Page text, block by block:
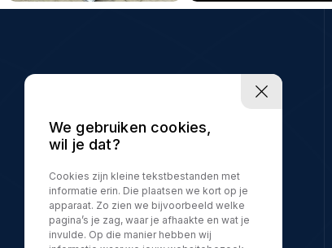
We gebruiken cookies,
wil je dat?
Cookies zijn kleine tekstbestanden met
informatie erin. Die plaatsen we kort op je
apparaat. Zo zien we bijvoorbeeld welke
pagina’s je zag, waar je afhaakte en wat je
invulde. Op die manier hebben wij